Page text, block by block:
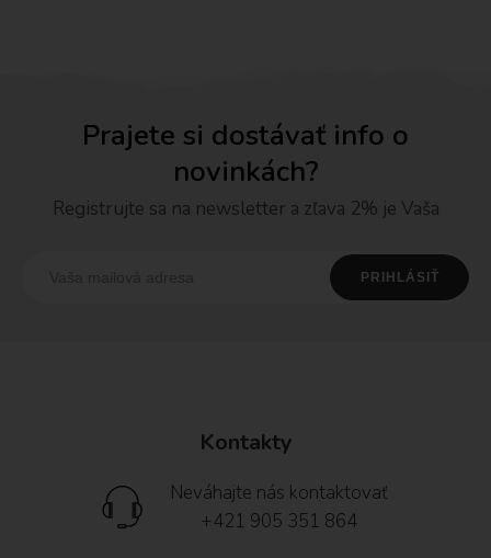
Prajete si dostávať info o
novinkách?
Registrujte sa na newsletter a zľava 2% je Vaša
Kontakty
Neváhajte nás kontaktovať
+421 905 351 864